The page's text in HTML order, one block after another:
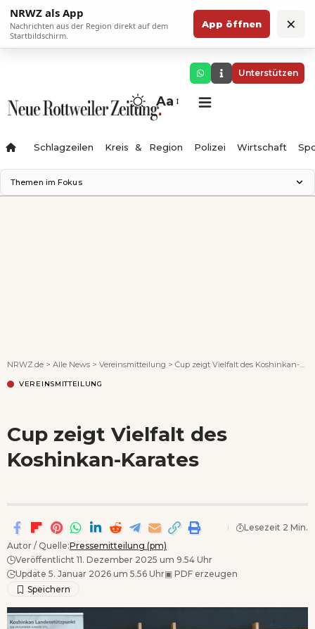
NRWZ als App
Nachrichten aus der Region direkt auf dem
Startbildschirm.
App öffnen ×
Unterstützen
Aa
Schlagzeilen Kreis & Region Polizei Wirtschaft
Themen im Fokus
NRWZ.de > Alle News > Vereinsmitteilung > Cup zeigt Vielfalt des Koshinkan-Karates
VEREINSMITTEILUNG
Cup zeigt Vielfalt des
Koshinkan-Karates
Autor / Quelle:Pressemitteilung (pm)
Veröffentlicht 11. Dezember 2025 um 9.54 Uhr
Update 5. Januar 2026 um 5.56 Uhr▣ PDF erzeugen
Lesezeit 2 Min.